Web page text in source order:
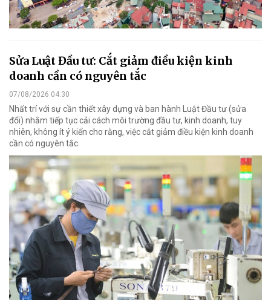
Sửa Luật Đầu tư: Cắt giảm điều kiện kinh
doanh cần có nguyên tắc
07/08/2026 04:30
Nhất trí với sự cần thiết xây dựng và ban hành Luật Đầu tư (sửa
đổi) nhằm tiếp tục cải cách môi trường đầu tư, kinh doanh, tuy
nhiên, không ít ý kiến cho rằng, việc cắt giảm điều kiện kinh doanh
cần có nguyên tắc.